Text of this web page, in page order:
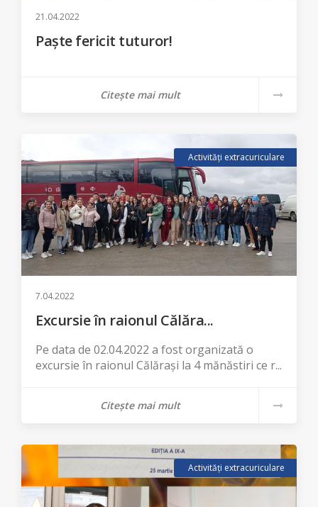
21.04.2022
Paște fericit tuturor!
Citește mai mult
Activități extracuriculare
7.04.2022
Excursie în raionul Călăra...
Pe data de 02.04.2022 a fost organizată o
excursie în raionul Călărași la 4 mănăstiri ce r...
Citește mai mult
Activități extracuriculare